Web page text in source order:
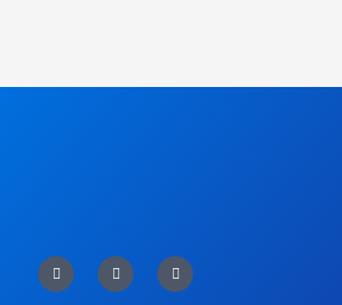
a
c
e
w
i
t
o
u
t